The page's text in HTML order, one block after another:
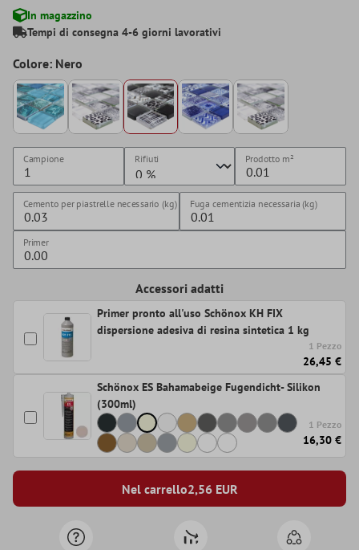
In magazzino
Tempi di consegna 4-6 giorni lavorativi
Colore: Nero
Campione Rifiuti Prodotto m²
Cemento per piastrelle necessario (kg) Fuga cementizia necessaria (kg)
Primer
Accessori adatti
Primer pronto all'uso Schönox KH FIX
dispersione adesiva di resina sintetica 1 kg
1 Pezzo
26,45 €
Schönox ES Bahamabeige Fugendicht- Silikon
(300ml)
1 Pezzo
16,30 €
Nel carrello2,56EUR